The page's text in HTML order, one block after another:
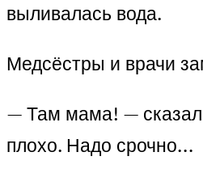
выливалась вода.
Медсёстры и врачи
— Там мама! —
плохо. Надо срочно…